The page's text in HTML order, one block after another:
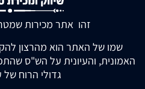
זהו אתר מכירות
שמו של האתר הוא מהרצון
האמונית, והעיונית על הש"ס
גדולי הרוח